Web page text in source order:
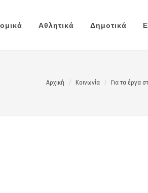
Αθλητικά Δημοτικά
Αρχική Κοινωνία Για τα έργα